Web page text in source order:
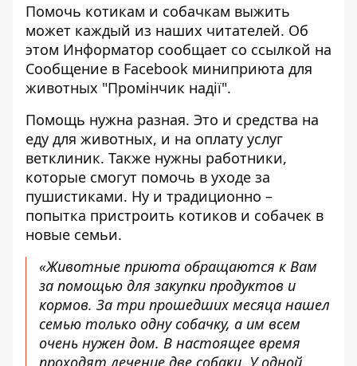
Помочь котикам и собачкам выжить
может каждый из наших читателей. Об
этом Информатор сообщает со ссылкой на
Сообщение в Facebook миниприюта для
животных "Промінчик надії".
Помощь нужна разная. Это и средства на
еду для животных, и на оплату услуг
ветклиник. Также нужны работники,
которые смогут помочь в уходе за
пушистиками. Ну и традиционно –
попытка пристроить котиков и собачек в
новые семьи.
«Животные приюта обращаются к Вам
за помощью для закупки продуктов и
кормов. За три прошедших месяца нашел
семью только одну собачку, а им всем
очень нужен дом. В настоящее время
проходят лечение две собаки. У одной